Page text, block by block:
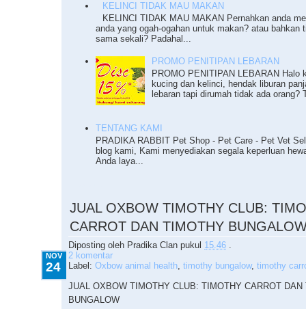
KELINCI TIDAK MAU MAKAN
KELINCI TIDAK MAU MAKAN Pernahkan anda
anda yang ogah-ogahan untuk makan? atau bahkan
sama sekali? Padahal...
PROMO PENITIPAN LEBARAN
PROMO PENITIPAN LEBARAN Halo
kucing dan kelinci, hendak liburan
lebaran tapi dirumah tidak ada orang?
TENTANG KAMI
PRADIKA RABBIT Pet Shop - Pet Care - Pet Vet
blog kami, Kami menyediakan segala keperluan
Anda laya...
JUAL OXBOW TIMOTHY CLUB:
CARROT DAN TIMOTHY
Diposting oleh Pradika Clan pukul 15.46 .
NOV
24
2 komentar
Label: Oxbow animal health, timothy bungalow, timothy
JUAL OXBOW TIMOTHY CLUB: TIMOTHY CARROT DAN
BUNGALOW